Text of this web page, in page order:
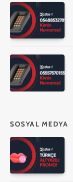
SOSYAL MEDYA